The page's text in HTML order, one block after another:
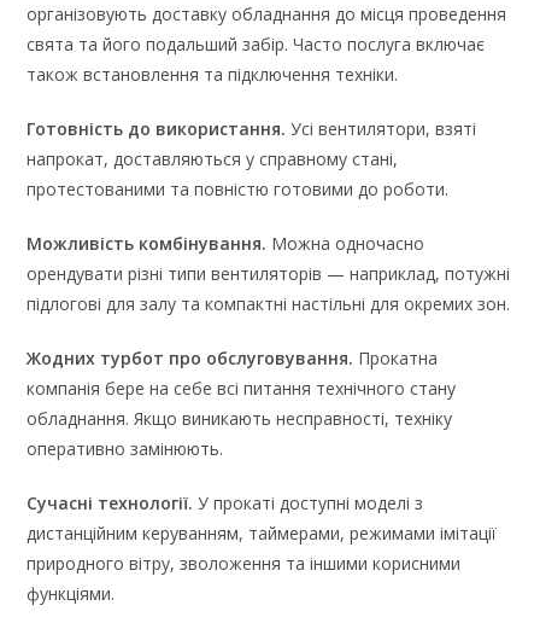
організовують доставку обладнання до місця проведення
свята та його подальший забір. Часто послуга включає
також встановлення та підключення техніки.
Готовність до використання. Усі вентилятори, взяті
напрокат, доставляються у справному стані,
протестованими та повністю готовими до роботи.
Можливість комбінування. Можна одночасно
орендувати різні типи вентиляторів — наприклад, потужні
підлогові для залу та компактні настільні для окремих зон.
Жодних турбот про обслуговування. Прокатна
компанія бере на себе всі питання технічного стану
обладнання. Якщо виникають несправності, техніку
оперативно замінюють.
Сучасні технології. У прокаті доступні моделі з
дистанційним керуванням, таймерами, режимами імітації
природного вітру, зволоження та іншими корисними
функціями.